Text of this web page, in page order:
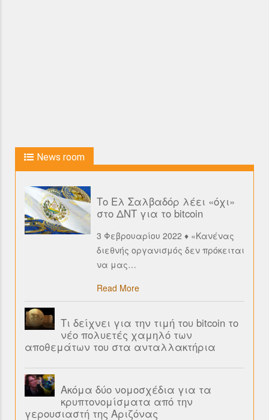
News room
Το Ελ Σαλβαδόρ λέει «όχι»
στο ΔΝΤ για το bitcoin
3 Φεβρουαρίου 2022 ♦ «Κανένας
διεθνής οργανισμός δεν πρόκειται
να μας…
Read More
Τι δείχνει για την τιμή του bitcoin το
νέο πολυετές χαμηλό των
αποθεμάτων του στα ανταλλακτήρια
Ακόμα δύο νομοσχέδια για τα
κρυπτονομίσματα από την
γερουσιαστή της Αριζόνας